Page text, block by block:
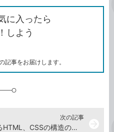
な
ブ
ッ
ク
ク
ク
を
コ
に入ったら
しよう
記事をお届けします。
次の記事
WordPressのテーマを構成するHTML、CSSの構造の解説